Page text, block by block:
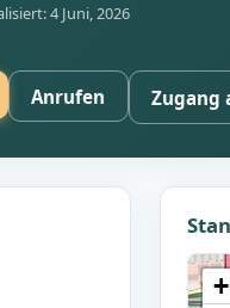
4 Juni, 2026
Anrufen Zugang
+